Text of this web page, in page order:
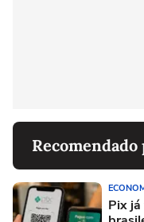
Recomendado
Pix